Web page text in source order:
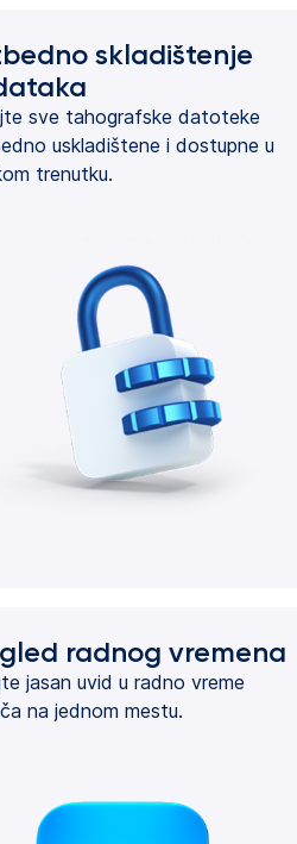
skladištenje
sve tahografske datoteke
uskladištene i dostupne u
trenutku.
radnog vremena
jasan uvid u radno vreme
na jednom mestu.